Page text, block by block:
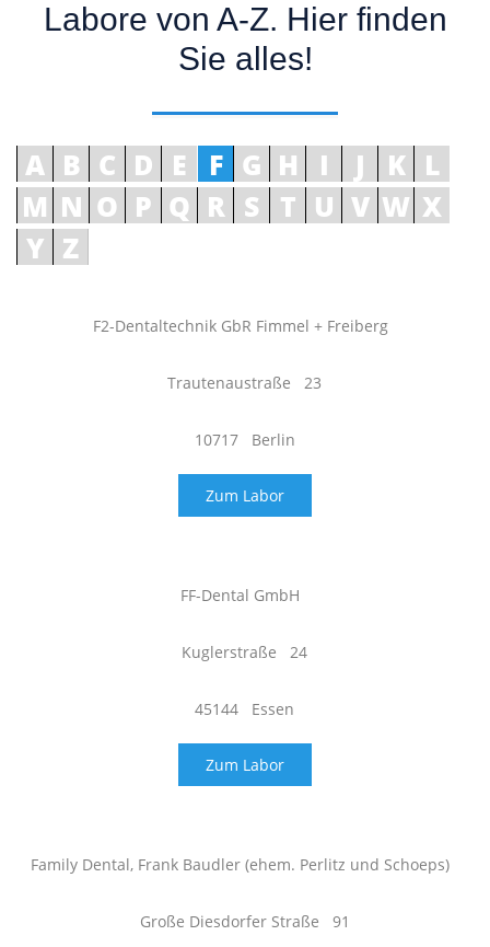
Labore von A-Z. Hier finden
Sie alles!
A B C D E F G H I J K L
M N O P Q R S T U V W X
Y Z
F2-Dentaltechnik GbR Fimmel + Freiberg
Trautenaustraße 23
10717 Berlin
Zum Labor
FF-Dental GmbH
Kuglerstraße 24
45144 Essen
Zum Labor
Family Dental, Frank Baudler (ehem. Perlitz und Schoeps)
Große Diesdorfer Straße 91